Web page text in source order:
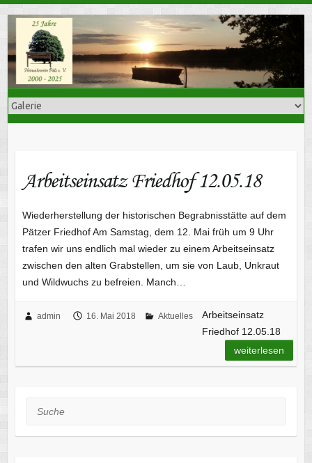
content
Arbeitseinsatz Friedhof 12.05.18
Wiederherstellung der historischen Begrabnisstätte auf dem
Pätzer Friedhof Am Samstag, dem 12. Mai früh um 9 Uhr
trafen wir uns endlich mal wieder zu einem Arbeitseinsatz
zwischen den alten Grabstellen, um sie von Laub, Unkraut
und Wildwuchs zu befreien. Manch…
admin 16. Mai 2018 Aktuelles
Arbeitseinsatz
Friedhof 12.05.18
weiterlesen
Suche